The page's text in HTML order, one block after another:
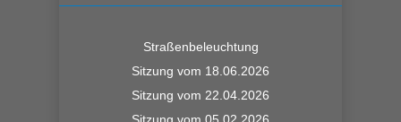
Straßenbeleuchtung
Sitzung vom 18.06.2026
Sitzung vom 22.04.2026